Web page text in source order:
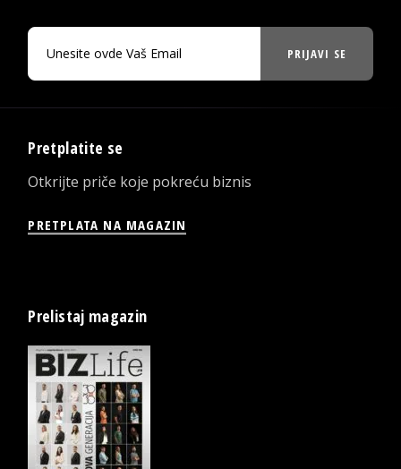
PRIJAVI SE
Pretplatite se
Otkrijte priče koje pokreću biznis
PRETPLATA NA MAGAZIN
Prelistaj magazin